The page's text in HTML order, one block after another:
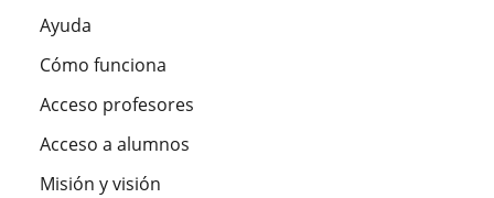
Ayuda
Cómo funciona
Acceso profesores
Acceso a alumnos
Misión y visión